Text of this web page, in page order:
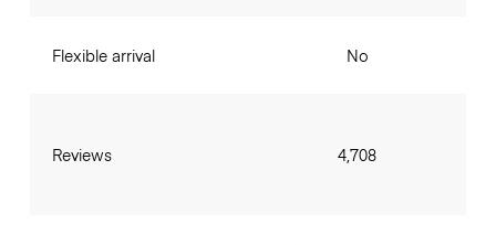
Flexible arrival
Reviews
No
4,708